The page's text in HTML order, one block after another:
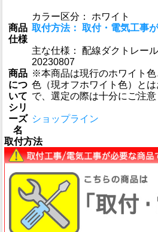
商品
仕様
カラー区分： ホワイト
取付方法： 取付・電気工事が
主な仕様： 配線ダクトレー
20230807
商品
につ
いて
※本商品は現行のホワイト色
色（現オフホワイト色）と
で、選定の際は十分にご注意
シリ
ーズ
名
ショップライン
取付方法